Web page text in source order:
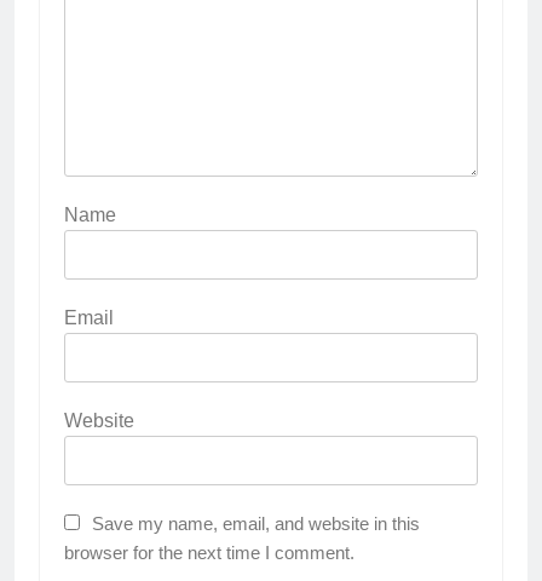
Name
Email
Website
Save my name, email, and website in this
browser for the next time I comment.